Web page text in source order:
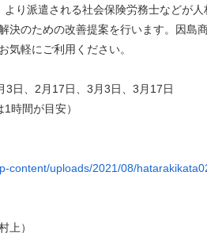
り派遣される社会保険労務士などが
決のための改善提案を行います。因島
気軽にご利用ください。
日、2月17日、3月3日、3月17日
間が目安）
content/uploads/2021/08/
上）